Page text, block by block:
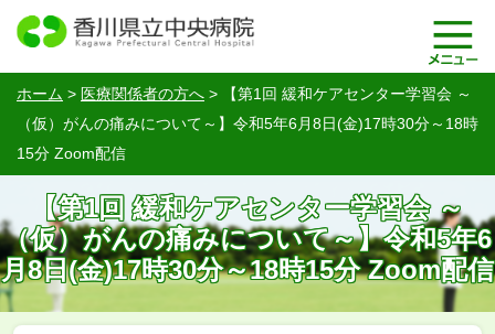
ホーム > 医療関係者の方へ >
【第1回 緩和ケアセンター学習会 ～
（仮）がんの痛みについて～】令和5年6月8日(金)17時30分～18時
15分 Zoom配信
【第1回 緩和ケアセンター学習会 ～
（仮）がんの痛みについて～】令和5年6
月8日(金)17時30分～18時15分 Zoom配信